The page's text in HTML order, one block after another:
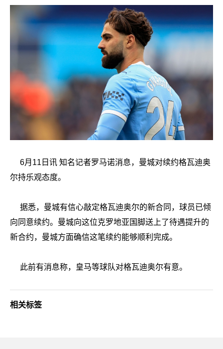
6月11日讯 知名记者罗马诺消息，曼城对续约格瓦迪奥
尔持乐观态度。
据悉，曼城有信心敲定格瓦迪奥尔的新合同，球员已倾
向同意续约。曼城向这位克罗地亚国脚送上了待遇提升的
新合约，曼城方面确信这笔续约能够顺利完成。
此前有消息称，皇马等球队对格瓦迪奥尔有意。
相关标签